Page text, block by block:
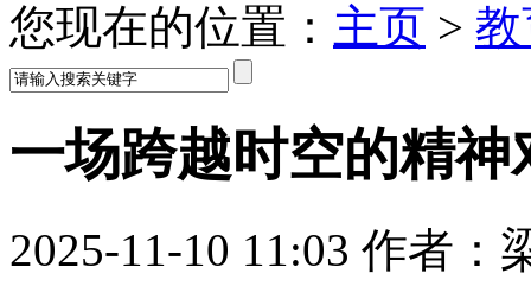
您现在的位置： 主页 >
一场跨越时空的精神
2025-11-10 11:03 作者